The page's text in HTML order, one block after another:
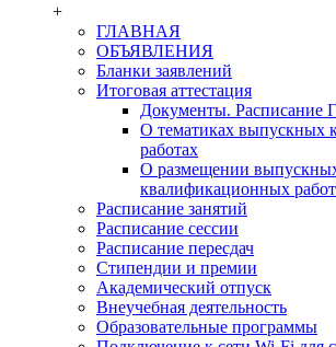
+
ГЛАВНАЯ
ОБЪЯВЛЕНИЯ
Бланки заявлений
Итоговая аттестация
Документы. Расписание
О тематиках выпускных
работах
О размещении
квалификационных
Расписание занятий
Расписание сессии
Расписание пересдач
Стипендии и премии
Академический отпуск
Внеучебная деятельность
Образовательные программы